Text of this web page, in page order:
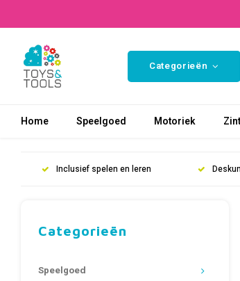
Categorieën
Home Speelgoed Motoriek
Inclusief spelen en leren
Categorieën
Speelgoed